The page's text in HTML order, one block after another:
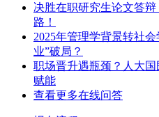
决胜在职研究生论文答
路！
2025年管理学背景转社
业”破局？
职场晋升遇瓶颈？人大
赋能
查看更多在线问答